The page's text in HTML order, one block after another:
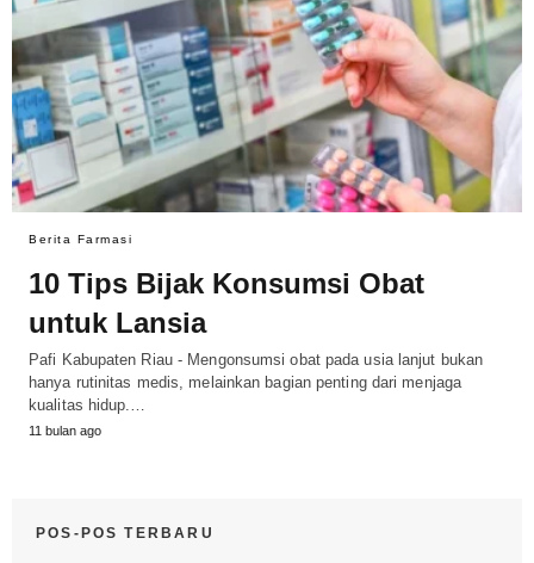
Berita Farmasi
10 Tips Bijak Konsumsi Obat
untuk Lansia
Pafi Kabupaten Riau - Mengonsumsi obat pada usia lanjut bukan
hanya rutinitas medis, melainkan bagian penting dari menjaga
kualitas hidup.…
11 bulan ago
POS-POS TERBARU